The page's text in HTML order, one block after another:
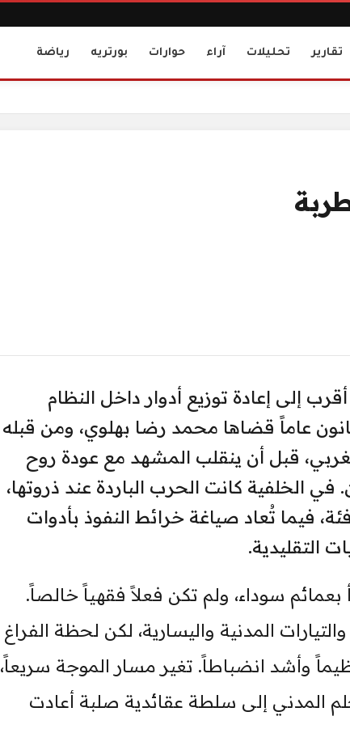
تقارير تحليلات آراء حوارات بورتريه رياضة
إلى إعادة توزيع أدوار داخل النظام
عاماً قضاها محمد رضا بهلوي، ومن قبله
قبل أن ينقلب المشهد مع عودة روح
الخلفية كانت الحرب الباردة عند ذروتها،
فيما تُعاد صياغة خرائط النفوذ بأدوات
التقليدية.
سوداء، ولم تكن فعلاً فقهياً خالصاً.
المدنية واليسارية، لكن لحظة الفراغ
وأشد انضباطاً. تغير مسار الموجة سريعاً،
المدني إلى سلطة عقائدية صلبة أعادت